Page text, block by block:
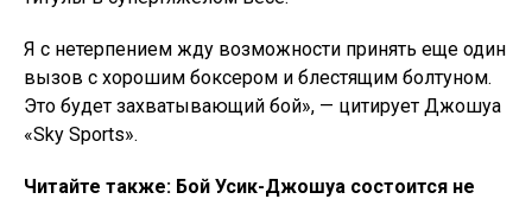
Я с нетерпением жду возможности принять еще один
вызов с хорошим боксером и блестящим болтуном.
Это будет захватывающий бой», — цитирует Джошуа
«Sky Sports».
Читайте также: Бой Усик-Джошуа состоится не